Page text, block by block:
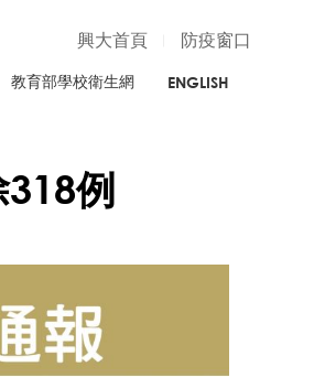
興大首頁 防疫窗口
教育部學校衛生網 ENGLISH
318例